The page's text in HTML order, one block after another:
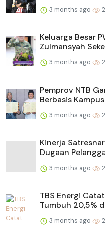
3 months ago
Keluarga Besar
Zulmansyah
3 months ago
Pemprov NTB
Berbasis Kampus
3 months ago
Kinerja
Dugaan
3 months ago
TBS Energi
Tumbuh 20,5%
3 months ago